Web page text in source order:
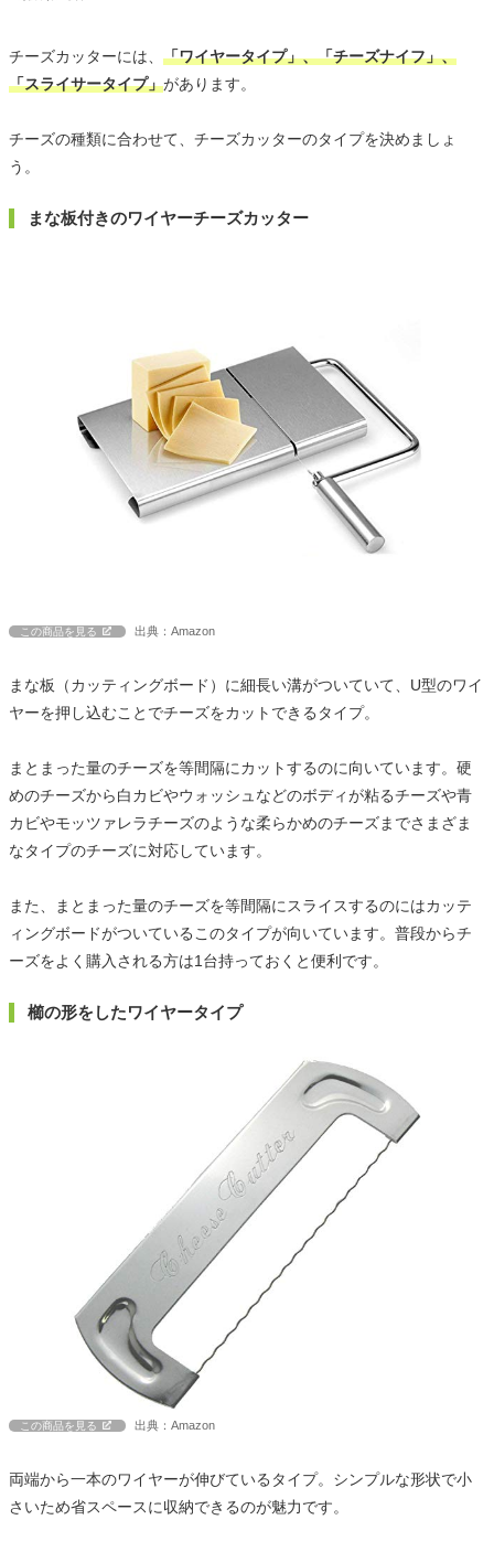
チーズカッターには、 「ワイヤータイプ」、「チーズナイフ」、
「スライサータイプ」があります。
チーズの種類に合わせて、チーズカッターのタイプを決めましょ
う。
まな板付きのワイヤーチーズカッター
この商品を見る 出典：Amazon
まな板（カッティングボード）に細長い溝がついていて、U型のワイ
ヤーを押し込むことでチーズをカットできるタイプ。
まとまった量のチーズを等間隔にカットするのに向いています。硬
めのチーズから白カビやウォッシュなどのボディが粘るチーズや青
カビやモッツァレラチーズのような柔らかめのチーズまでさまざま
なタイプのチーズに対応しています。
また、まとまった量のチーズを等間隔にスライスするのにはカッテ
ィングボードがついているこのタイプが向いています。普段からチ
ーズをよく購入される方は1台持っておくと便利です。
櫛の形をしたワイヤータイプ
この商品を見る 出典：Amazon
両端から一本のワイヤーが伸びているタイプ。シンプルな形状で小
さいため省スペースに収納できるのが魅力です。